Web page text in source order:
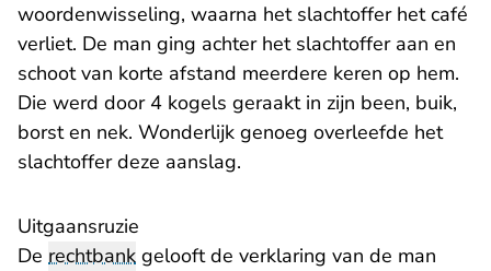
woordenwisseling, waarna het slachtoffer het café
verliet. De man ging achter het slachtoffer aan en
schoot van korte afstand meerdere keren op hem.
Die werd door 4 kogels geraakt in zijn been, buik,
borst en nek. Wonderlijk genoeg overleefde het
slachtoffer deze aanslag.
Uitgaansruzie
De rechtbank gelooft de verklaring van de man